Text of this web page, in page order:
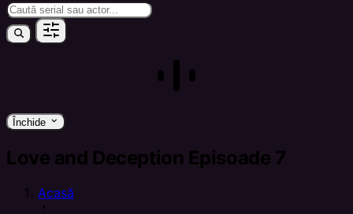
Închide keyboard_arrow_down
Love and Deception Episoade 7
Acasă
arrow_right